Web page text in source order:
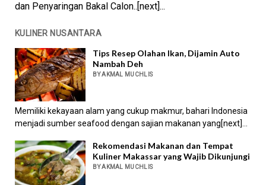
dan Penyaringan Bakal Calon..[next]...
KULINER NUSANTARA
Tips Resep Olahan Ikan, Dijamin Auto
Nambah Deh
BY AKMAL MUCHLIS
Memiliki kekayaan alam yang cukup makmur, bahari Indonesia
menjadi sumber seafood dengan sajian makanan yang[next]...
Rekomendasi Makanan dan Tempat
Kuliner Makassar yang Wajib Dikunjungi
BY AKMAL MUCHLIS